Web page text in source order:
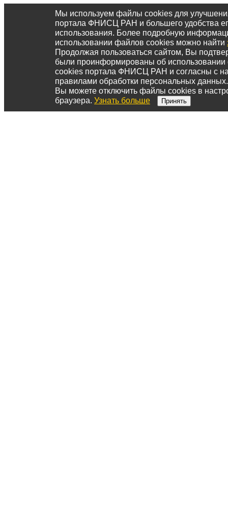
Мы используем файлы cookies для
портала ФНИСЦ РАН и большего удобства
использования. Более подробную
использовании файлов cookies можно найти
Продолжая пользоваться сайтом, Вы
были проинформированы об
cookies портала ФНИСЦ РАН и согласны с
правилами обработки персональных данных.
Вы можете отключить файлы cookies в
браузера. Узнать больше Принять